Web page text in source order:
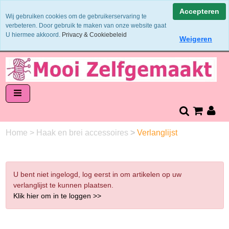
Garens worden uit 1 verfbad verzonden
Veilig online betalen of zelf overschrijven
Home > Haak en brei accessoires > Verlanglijst
U bent niet ingelogd, log eerst in om artikelen op uw
verlanglijst te kunnen plaatsen.
Klik hier om in te loggen >>
Wij gebruiken cookies om de gebruikerservaring te
verbeteren. Door gebruik te maken van onze website gaat
U hiermee akkoord. Privacy & Cookiebeleid
Accepteren
Weigeren